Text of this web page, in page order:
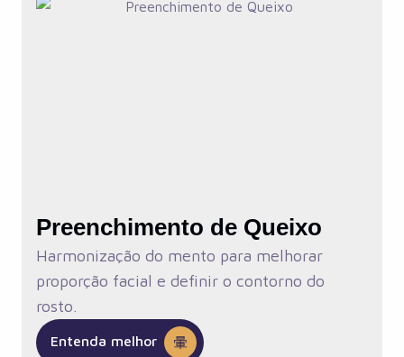
Preenchimento de Queixo
Harmonização do mento para melhorar
proporção facial e definir o contorno do
rosto.
Entenda melhor